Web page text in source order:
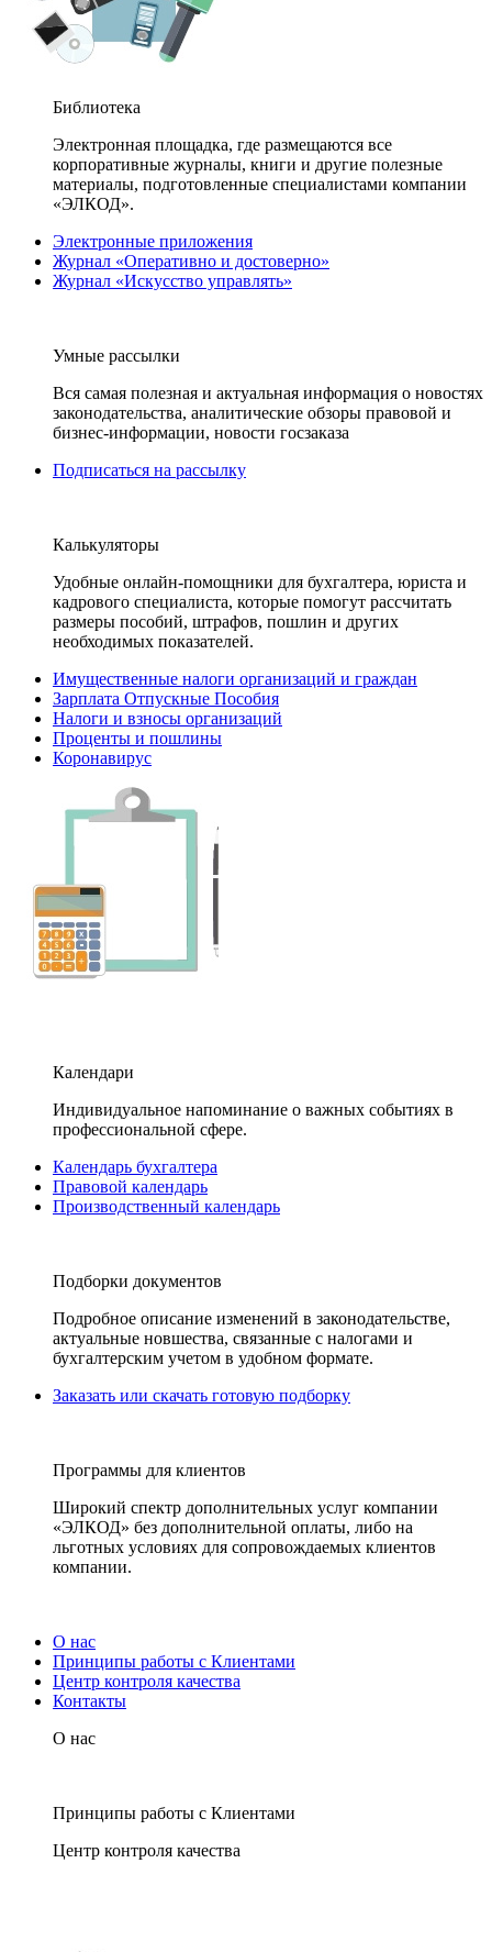
Библиотека
Электронная площадка, где размещаются все
корпоративные журналы, книги и другие полезные
материалы, подготовленные специалистами компании
«ЭЛКОД».
Электронные приложения
Журнал «Оперативно и достоверно»
Журнал «Искусство управлять»
Умные рассылки
Вся самая полезная и актуальная информация о новостях
законодательства, аналитические обзоры правовой и
бизнес-информации, новости госзаказа
Подписаться на рассылку
Калькуляторы
Удобные онлайн-помощники для бухгалтера, юриста и
кадрового специалиста, которые помогут рассчитать
размеры пособий, штрафов, пошлин и других
необходимых показателей.
Имущественные налоги организаций и граждан
Зарплата Отпускные Пособия
Налоги и взносы организаций
Проценты и пошлины
Коронавирус
Календари
Индивидуальное напоминание о важных событиях в
профессиональной сфере.
Календарь бухгалтера
Правовой календарь
Производственный календарь
Подборки документов
Подробное описание изменений в законодательстве,
актуальные новшества, связанные с налогами и
бухгалтерским учетом в удобном формате.
Заказать или скачать готовую подборку
Программы для клиентов
Широкий спектр дополнительных услуг компании
«ЭЛКОД» без дополнительной оплаты, либо на
льготных условиях для сопровождаемых клиентов
компании.
О нас
Принципы работы с Клиентами
Центр контроля качества
Контакты
О нас
Принципы работы с Клиентами
Центр контроля качества